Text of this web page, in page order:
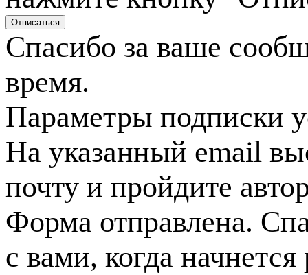
Спасибо за ваше
время.
Параметры подписки
На указанный email
почту и пройдите
Форма отправлена.
с вами, когда